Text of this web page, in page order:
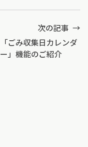
次の記事 →
「ごみ収集日カレンダ
ー」機能のご紹介